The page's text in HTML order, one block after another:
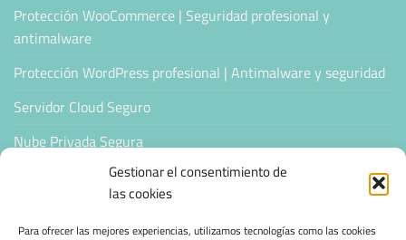
Gestionar el consentimiento de
las cookies
Para ofrecer las mejores experiencias, utilizamos tecnologías como las cookies
Protección WooCommerce | Seguridad profesional y
antimalware
Protección WordPress profesional | Antimalware y seguridad
Servidor Cloud Seguro
Nube Privada Segura
CONFIANZA & ESPECIALIZACIÓN